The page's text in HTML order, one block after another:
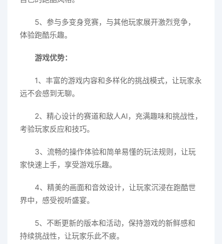
5、参与多变身竞赛，与其他玩家展开激烈竞争，
体验跑酷乐趣。
游戏优势：
1、丰富的游戏内容和多样化的挑战模式，让玩家永
远不会感到无聊。
2、精心设计的赛道和敌人AI，充满趣味和挑战性，
考验玩家反应和技巧。
3、流畅的操作体验和简单易懂的玩法规则，让玩
家快速上手，享受游戏乐趣。
4、精美的画面和音效设计，让玩家沉浸在跑酷世
界中，感受视听盛宴。
5、不断更新的版本和活动，保持游戏的新鲜感和
持续挑战性，让玩家乐此不疲。